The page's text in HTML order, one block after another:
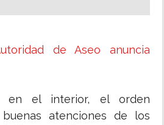
de Aseo anuncia
el interior, el orden
atenciones de los